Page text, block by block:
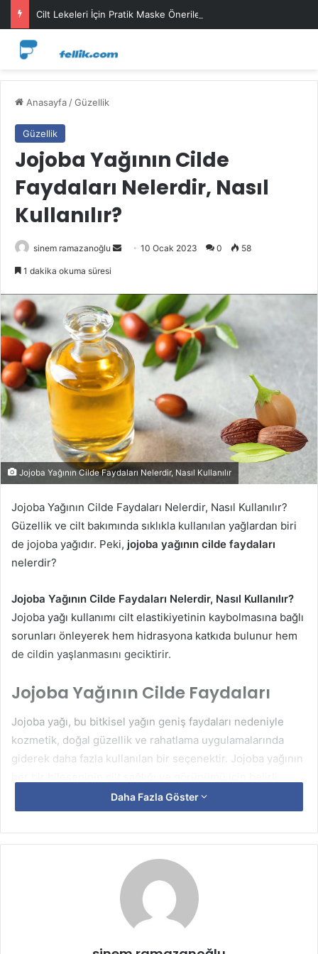
Cilt Lekeleri İçin Pratik Maske Önerileri
Anasayfa /Güzellik
Güzellik
Jojoba Yağının Cilde
Faydaları Nelerdir, Nasıl
Kullanılır?
sinem ramazanoğlu
Bir
göndermek
10 Ocak 2023 0 58
1 dakika okuma süresi
Jojoba Yağının Cilde Faydaları Nelerdir, Nasıl Kullanılır
Jojoba Yağının Cilde Faydaları Nelerdir, Nasıl Kullanılır?
Güzellik ve cilt bakımında sıklıkla kullanılan yağlardan biri
de jojoba yağıdır. Peki, jojoba yağının cilde faydaları
nelerdir?
Jojoba Yağının Cilde Faydaları Nelerdir, Nasıl Kullanılır?
Jojoba yağı kullanımı cilt elastikiyetinin kaybolmasına bağlı
sorunları önleyerek hem hidrasyona katkıda bulunur hem
de cildin yaşlanmasını geciktirir.
Jojoba Yağının Cilde Faydaları
Jojoba yağı, bu bitkisel yağın geniş faydaları nedeniyle
kozmetik, doğal güzellik ve rahatlama uygulamalarında
giderek daha fazla kullanılan bir seçenektir. Jojoba yağının
faydaları vardır. Bunlar:
Seramid bileşeni etkisi: Seramid bileşeni nedeniyle
koruyucu bir tabaka oluşturan ve yeterli pH
seviyelerini koruyan yumuşatıcı ve nemlendirici
özelliklere sahiptir.
E vitamini katkısı: Jojoba yağının antioksidan
etkisinden sorumludur, doku yaşlanma süreciyle
Daha Fazla Göster